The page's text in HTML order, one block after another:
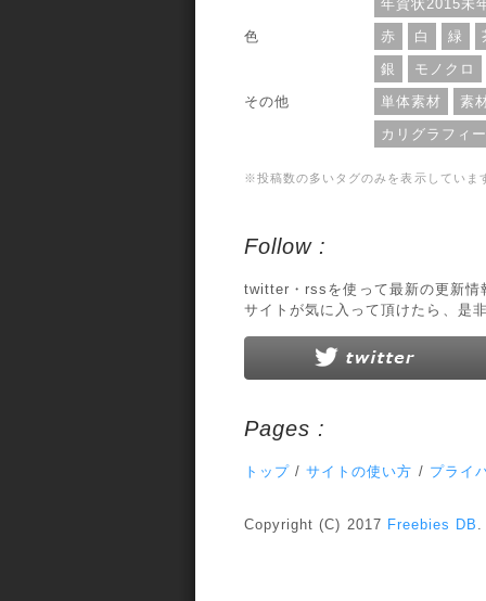
年賀状2015未
色
赤 白 緑
銀
モノクロ
その他
単体素材
素
カリグラフィ
※投稿数の多いタグのみを表示していま
Follow :
twitter・rssを使って最新の更新情
サイトが気に入って頂けたら、是
Pages :
トップ /サイトの使い方 / プライ
Copyright (C) 2017 Freebies DB .